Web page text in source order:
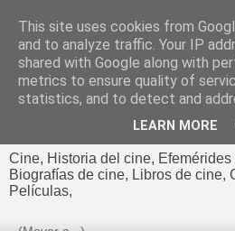
El cultural
Cine, Historia del cine,
Biografías de cine, Libros de cine,
Películas,
This site uses cookies from
and to analyze traffic. Your IP
shared with Google along with
metrics to ensure quality of
statistics, and to detect and
LEARN MORE